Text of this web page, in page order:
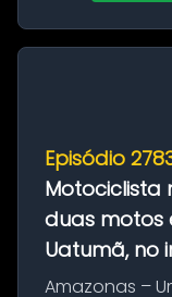
Episódio
Motociclista
duas motos
Uatumã, no
Amazonas –